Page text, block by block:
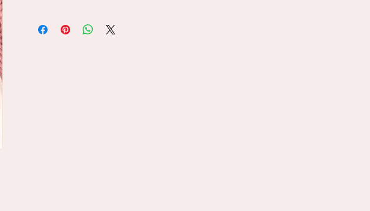
14 Karat Goldfilled